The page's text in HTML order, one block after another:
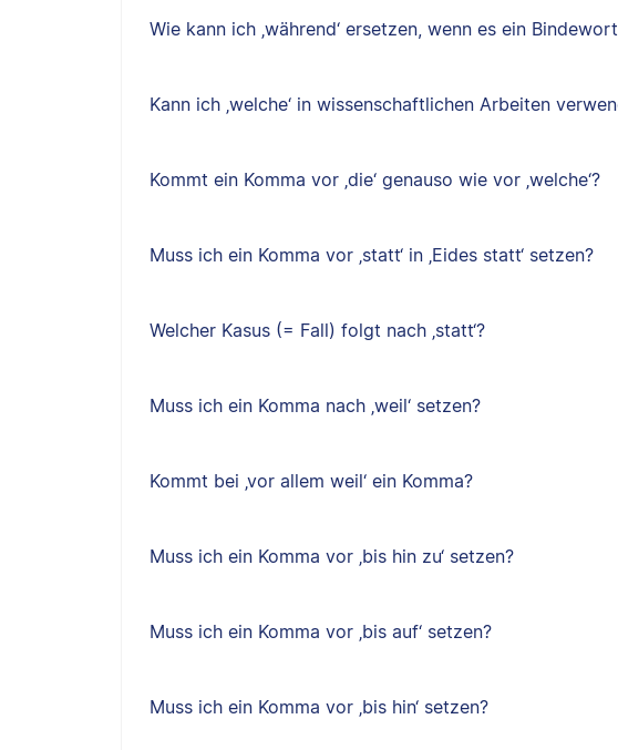
Wie kann ich ‚während‘ ersetzen, wenn es ein
Kann ich ‚welche‘ in wissenschaftlichen Arbeiten
Kommt ein Komma vor ‚die‘ genauso wie vor ‚welche‘?
Muss ich ein Komma vor ‚statt‘ in ‚Eides statt‘ setzen?
Welcher Kasus (= Fall) folgt nach ‚statt‘?
Muss ich ein Komma nach ‚weil‘ setzen?
Kommt bei ‚vor allem weil‘ ein Komma?
Muss ich ein Komma vor ‚bis hin zu‘ setzen?
Muss ich ein Komma vor ‚bis auf‘ setzen?
Muss ich ein Komma vor ‚bis hin‘ setzen?